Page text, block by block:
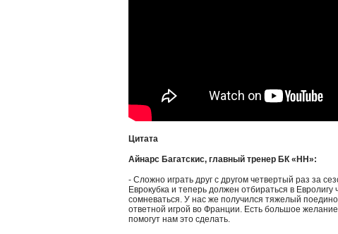
Цитата
Айнарс Багатскис, главный тренер БК «НН»:
- Сложно играть друг с другом четвертый раз за
Еврокубка и теперь должен отбираться в
сомневаться. У нас же получился тяжелый
ответной игрой во Франции. Есть большое
помогут нам это сделать.